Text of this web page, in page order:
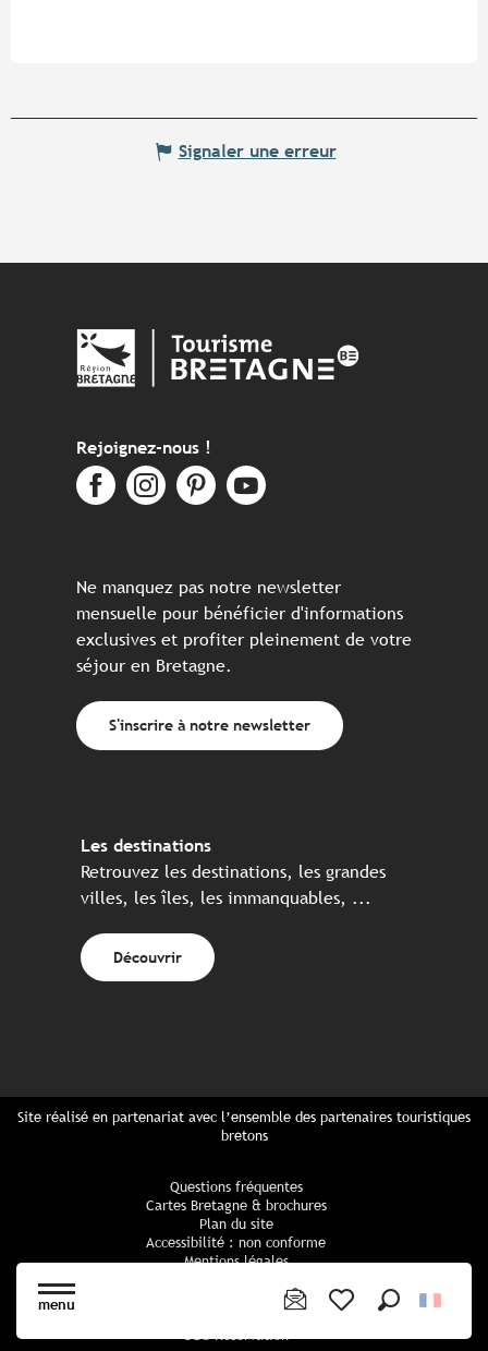
menu
Signaler une erreur
Rejoignez-nous !
Ne manquez pas notre newsletter
mensuelle pour bénéficier d'informations
exclusives et profiter pleinement de votre
séjour en Bretagne.
S'inscrire à notre newsletter
Les destinations
Retrouvez les destinations, les grandes
villes, les îles, les immanquables, ...
Découvrir
Site réalisé en partenariat avec l’ensemble des partenaires touristiques
bretons
Questions fréquentes
Cartes Bretagne & brochures
Plan du site
Accessibilité : non conforme
Mentions légales
Politique cookies
CGU Réservation